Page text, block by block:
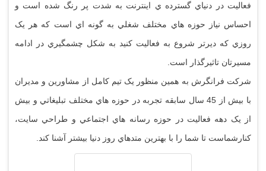
فعاليت در دنياي گسترده ي اينترنت به شدت پر رنگ شده است و
احساس نياز حوزه هاي مختلف شغلي به گونه اي است که هر يک
روزي که ديرتر شروع به فعاليت کنيد به شکل چشمگيري در ادامه
مسيرتان تاثيرگذار است.
شرکت فرانگرش به همين منظور يک تيم کامل از مشاورين و مديران
با بيش از 45 سال سابقه تجربه در حوزه هاي مختلف تبليغاتي و بيش
از يک دهه فعاليت در حوزه رسانه هاي اجتماعي و طراحي سايت،
کنارشماست تا شما را با بهترين متدهاي روز دنيا بيشتر آشنا کند.